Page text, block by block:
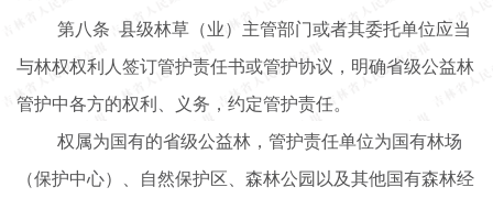
第八条 县级林草（业）主管部门或者其委托单位应当
与林权权利人签订管护责任书或管护协议，明确省级公益林
管护中各方的权利、义务，约定管护责任。
权属为国有的省级公益林，管护责任单位为国有林场
（保护中心）、自然保护区、森林公园以及其他国有森林经